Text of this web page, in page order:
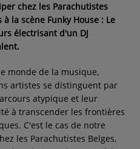
chez les Parachutistes
à la scène Funky House : Le
électrisant d'un DJ
monde de la musique,
artistes se distinguent par
atypique et leur
à transcender les frontières
C'est le cas de notre
les Parachutistes Belges,